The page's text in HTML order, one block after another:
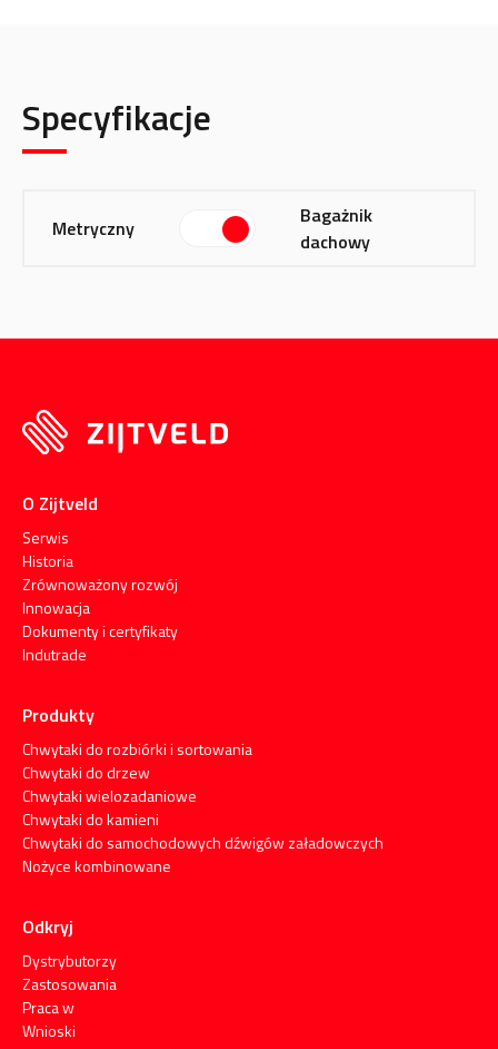
Specyfikacje
Metryczny
Bagażnik
dachowy
O Zijtveld
Serwis
Historia
Zrównoważony rozwój
Innowacja
Dokumenty i certyfikaty
Indutrade
Produkty
Chwytaki do rozbiórki i sortowania
Chwytaki do drzew
Chwytaki wielozadaniowe
Chwytaki do kamieni
Chwytaki do samochodowych dźwigów załadowczych
Nożyce kombinowane
Odkryj
Dystrybutorzy
Zastosowania
Praca w
Wnioski